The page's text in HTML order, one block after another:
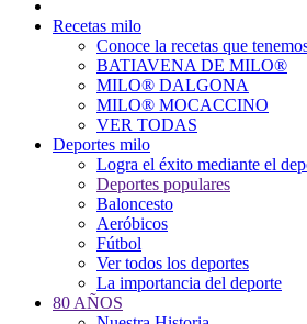
Recetas milo
Conoce la recetas que
BATIAVENA DE MILO®
MILO® DALGONA
MILO® MOCACCINO
VER TODAS
Deportes milo
Logra el éxito mediante el
Deportes populares
Baloncesto
Aeróbicos
Fútbol
Ver todos los deportes
La importancia del deporte
80 AÑOS